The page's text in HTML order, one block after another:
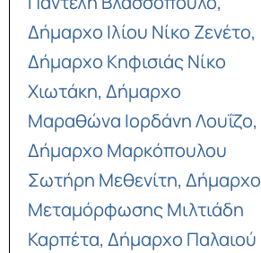
Δήμαρχο Ιλίου Νίκο Ζενέτο,
Δήμαρχο Κηφισιάς Νίκο
Χιωτάκη, Δήμαρχο
Μαραθώνα Ιορδάνη Λουΐζο,
Δήμαρχο Μαρκόπουλου
Σωτήρη Μεθενίτη, Δήμαρχο
Μεταμόρφωσης Μιλτιάδη
Καρπέτα, Δήμαρχο Παλαιού